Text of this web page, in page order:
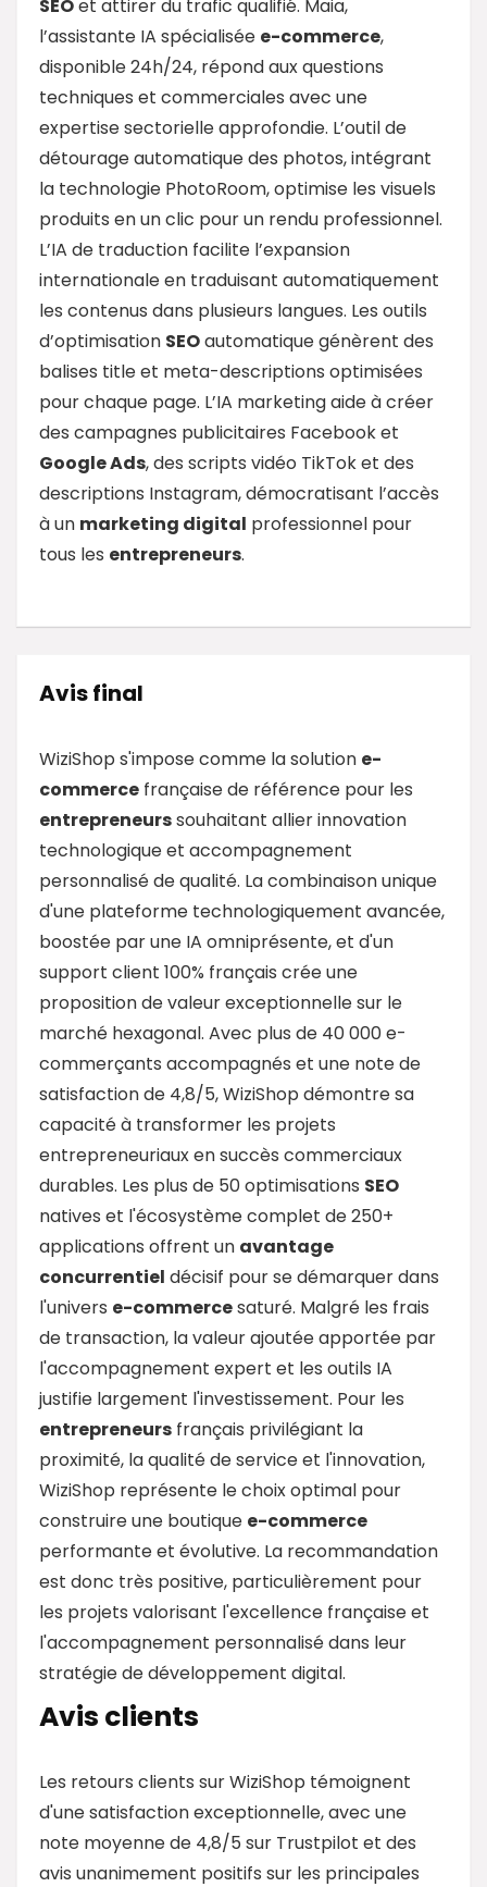
SEOet attirer du trafic qualifié. Maia,
l’assistante IA spécialisée e-commerce,
disponible 24h/24, répond aux questions
techniques et commerciales avec une
expertise sectorielle approfondie. L’outil de
détourage automatique des photos, intégrant
la technologie PhotoRoom, optimise les visuels
produits en un clic pour un rendu professionnel.
L’IA de traduction facilite l’expansion
internationale en traduisant automatiquement
les contenus dans plusieurs langues. Les outils
d’optimisation SEOautomatique génèrent des
balises title et meta-descriptions optimisées
pour chaque page. L’IA marketing aide à créer
des campagnes publicitaires Facebook et
Google Ads, des scripts vidéo TikTok et des
descriptions Instagram, démocratisant l’accès
à un marketing digital professionnel pour
tous les entrepreneurs.
Avis final
WiziShop s'impose comme la solution e-
commerce française de référence pour les
entrepreneurssouhaitant allier innovation
technologique et accompagnement
personnalisé de qualité. La combinaison unique
d'une plateforme technologiquement avancée,
boostée par une IA omniprésente, et d'un
support client 100% français crée une
proposition de valeur exceptionnelle sur le
marché hexagonal. Avec plus de 40 000 e-
commerçants accompagnés et une note de
satisfaction de 4,8/5, WiziShop démontre sa
capacité à transformer les projets
entrepreneuriaux en succès commerciaux
durables. Les plus de 50 optimisations SEO
natives et l'écosystème complet de 250+
applications offrent un avantage
concurrentiel décisif pour se démarquer dans
l'univers e-commercesaturé. Malgré les frais
de transaction, la valeur ajoutée apportée par
l'accompagnement expert et les outils IA
justifie largement l'investissement. Pour les
entrepreneurs français privilégiant la
proximité, la qualité de service et l'innovation,
WiziShop représente le choix optimal pour
construire une boutique e-commerce
performante et évolutive. La recommandation
est donc très positive, particulièrement pour
les projets valorisant l'excellence française et
l'accompagnement personnalisé dans leur
stratégie de développement digital.
Avis clients
Les retours clients sur WiziShop témoignent
d'une satisfaction exceptionnelle, avec une
note moyenne de 4,8/5 sur Trustpilot et des
avis unanimement positifs sur les principales